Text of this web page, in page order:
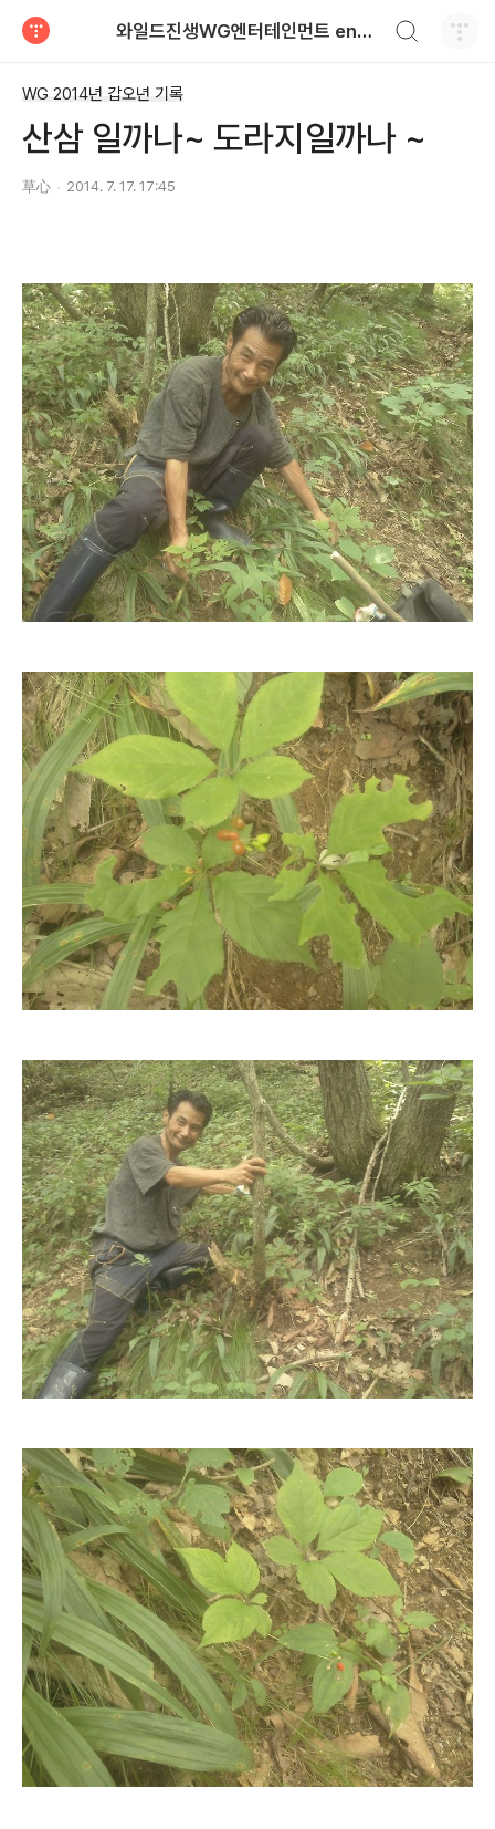
와일드진생WG엔터테인먼트 entertainment
WG 2014년 갑오년 기록
산삼 일까나~ 도라지일까나 ~
草心 2014. 7. 17. 17:45